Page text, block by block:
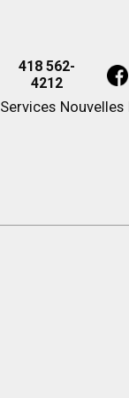
418 562-
4212
Services Nouvelles